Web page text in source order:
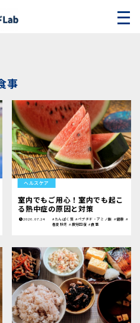
事
ヘルスケア
室内でもご用心！室内でも起こ
る熱中症の原因と対策
2026.07.24 #たんぱく質 #ペプチド・アミノ酸 #健康 #
春夏秋冬 #疲労回復 #食事